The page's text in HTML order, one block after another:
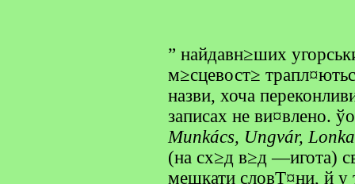
” найдавн≥ших
м≥сцевост≥
назви, хоча
записах не ви¤влено.
Munkács, Ungvár,
(на сх≥д в≥д —игота)
мешкати словТ¤ни, й у